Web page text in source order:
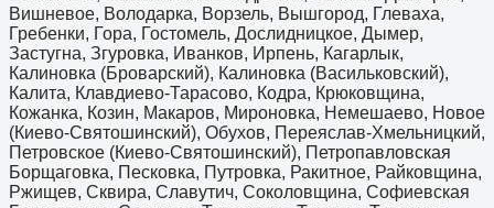
Вишневое, Володарка, Ворзель, Вышгород, Глеваха,
Гребенки, Гора, Гостомель, Дослидницкое, Дымер,
Застугна, Згуровка, Иванков, Ирпень, Кагарлык,
Калиновка (Броварский), Калиновка (Васильковский),
Калита, Клавдиево-Тарасово, Кодра, Крюковщина,
Кожанка, Козин, Макаров, Мироновка, Немешаево, Новое
(Киево-Святошинский), Обухов, Переяслав-Хмельницкий,
Петровское (Киево-Святошинский), Петропавловская
Борщаговка, Песковка, Путровка, Ракитное, Райковщина,
Ржищев, Сквира, Славутич, Соколовщина, Софиевская